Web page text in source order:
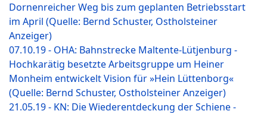
Dornenreicher Weg bis zum geplanten Betriebsstart
im April (Quelle: Bernd Schuster, Ostholsteiner
Anzeiger)
07.10.19 - OHA: Bahnstrecke Maltente-Lütjenburg -
Hochkarätig besetzte Arbeitsgruppe um Heiner
Monheim entwickelt Vision für »Hein Lüttenborg«
(Quelle: Bernd Schuster, Ostholsteiner Anzeiger)
21.05.19 - KN: Die Wiederentdeckung der Schiene -